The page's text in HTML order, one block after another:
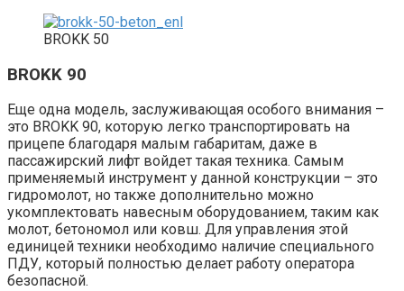
BROKK 50
BROKK 90
Еще одна модель, заслуживающая особого внимания –
это BROKK 90, которую легко транспортировать на
прицепе благодаря малым габаритам, даже в
пассажирский лифт войдет такая техника. Самым
применяемый инструмент у данной конструкции – это
гидромолот, но также дополнительно можно
укомплектовать навесным оборудованием, таким как
молот, бетономол или ковш. Для управления этой
единицей техники необходимо наличие специального
ПДУ, который полностью делает работу оператора
безопасной.